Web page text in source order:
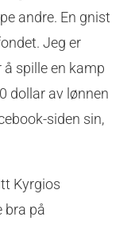
andre. En gnist
Jeg er
spille en kamp
dollar av lønnen
siden sin,
Kyrgios
bra på